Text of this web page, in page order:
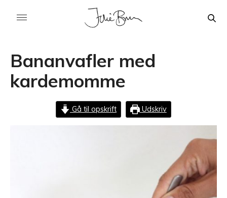
Bananvafler med
kardemomme
Gå til opskrift Udskriv